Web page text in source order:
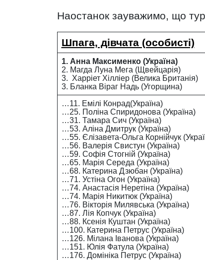
Наостанок зауважимо, що
Шпага, дівчата (особисті)
1. Анна Максименко (Україна)
2. Магда Луна Мега (Щвейцарія)
3. Харріет Хілліер (Велика Британія)
3. Бланка Віраг Надь (Угорщина)
…11. Емілі Конрад(Україна)
…25. Поліна Спиридонова (Україна)
…31. Тамара Сич (Україна)
…53. Аліна Дмитрук (Україна)
…55. Єлізавета-Ольга Корнійчук
…56. Валерія Свистун (Україна)
…59. Софія Стогній (Україна)
…65. Марія Середа (Україна)
…68. Катерина Дзюбан (Україна)
…71. Устіна Огон (Україна)
…74. Анастасія Неретіна (Україна)
…74. Марія Никитюк (Україна)
…76. Вікторія Милявська (Україна)
…87. Лія Копчук (Україна)
…88. Ксенія Куштан (Україна)
…100. Катерина Петрус (Україна)
…126. Мілана Іванова (Україна)
…151. Юлія Фатула (Україна)
…176. Домініка Петрус (Україна)